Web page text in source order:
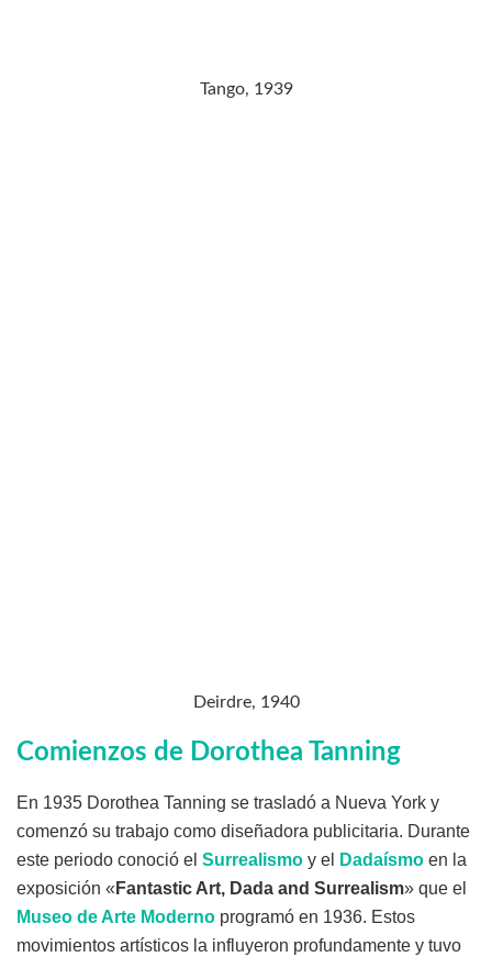
Tango, 1939
Deirdre, 1940
Comienzos de Dorothea Tanning
En 1935 Dorothea Tanning se trasladó a Nueva York y
comenzó su trabajo como diseñadora publicitaria. Durante
este periodo conoció el Surrealismo y el Dadaísmo en la
exposición « Fantastic Art, Dada and Surrealism» que el
Museo de Arte Moderno programó en 1936. Estos
movimientos artísticos la influyeron profundamente y tuvo